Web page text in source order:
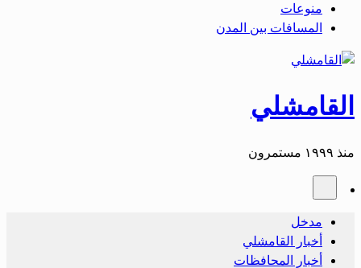
منوعات
المسافات بين المدن
القامشلي
منذ ١٩٩٩ مستمرون
مدخل
أخبار القامشلي
أخبار المحافظات